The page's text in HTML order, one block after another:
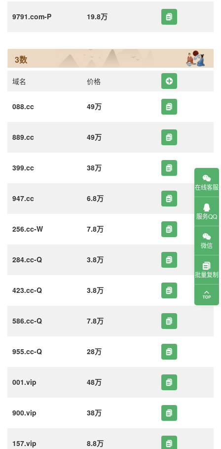
9791.com-P 19.8万
3数
域名 价格
088.cc 49万
889.cc 49万
399.cc 38万
947.cc 6.8万
256.cc-W 7.8万
284.cc-Q 3.8万
423.cc-Q 3.8万
586.cc-Q 7.8万
955.cc-Q 28万
001.vip 48万
900.vip 38万
157.vip 8.8万
在线客服
服务QQ
微信
批量复制